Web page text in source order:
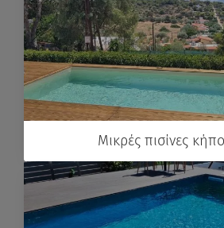
Μικρές πισίνες